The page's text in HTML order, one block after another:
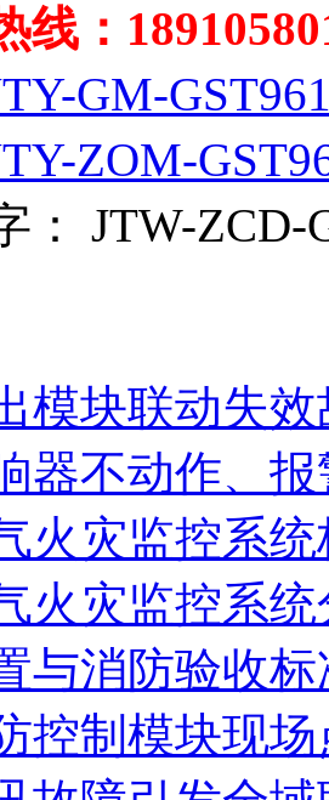
线：
GM-
ZOM-
：
JTW-ZCD-
模块联动失效
器不动作、
火灾监控系
火灾监控系
与消防验收标
控制模块现